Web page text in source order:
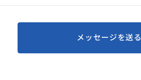
メッセージを送る